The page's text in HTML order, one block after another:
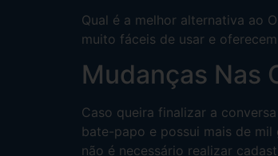
Qual é a melhor alternativa ao
muito fáceis de usar e
Mudanças Nas
Caso queira finalizar a
bate-papo e possui mais de
não é necessário realizar